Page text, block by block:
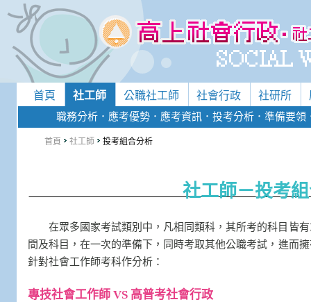
首頁 社工師 公職社工師 社會行政 社研所
職務分析 ． 應考優勢 ． 應考資訊 ．投考分析 ．準備要領
首頁 社工師 投考組合分析
社工師－投考
在眾多國家考試類別中，凡相同類科，其所考的科目皆
間及科目，在一次的準備下，同時考取其他公職考試，進而
針對社會工作師考科作分析：
專技社會工作師 VS 高普考社會行政